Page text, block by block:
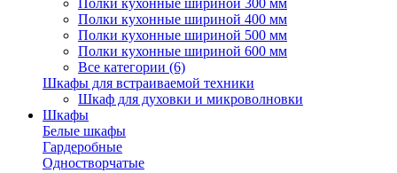
Полки кухонные шириной 300 мм
Полки кухонные шириной 400 мм
Полки кухонные шириной 500 мм
Полки кухонные шириной 600 мм
Все категории (6)
Шкафы для встраиваемой техники
Шкаф для духовки и микроволновки
Шкафы
Белые шкафы
Гардеробные
Одностворчатые